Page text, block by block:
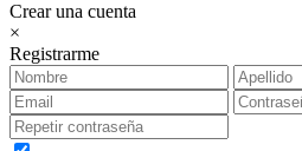
Crear una cuenta
×
Registrarme